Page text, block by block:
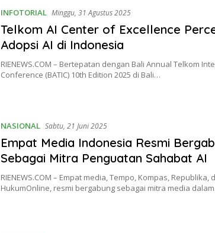
INFOTORIAL Minggu, 31 Agustus 2025
Telkom AI Center of Excellence
Adopsi AI di Indonesia
RIENEWS.COM – Bertepatan dengan Bali Annual Telkom
Conference (BATIC) 10th Edition 2025 di Bali…
NASIONAL Sabtu, 21 Juni 2025
Empat Media Indonesia Resmi
Sebagai Mitra Penguatan Sahabat AI
RIENEWS.COM – Empat media, Tempo, Kompas, Republika,
HukumOnline, resmi bergabung sebagai mitra media